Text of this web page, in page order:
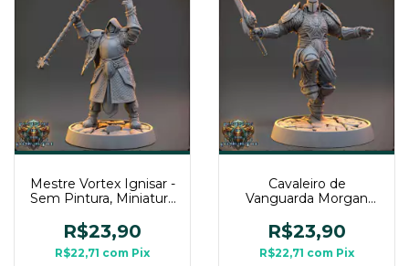
Mestre Vortex Ignisar -
Sem Pintura, Miniatura
Mesa
R$23,90
R$22,71 com Pix
Cavaleiro de
Vanguarda Morgan
Pintura, Miniatura 3D
Médio Para Rpg de
Mesa
R$23,90
R$22,71 com Pix